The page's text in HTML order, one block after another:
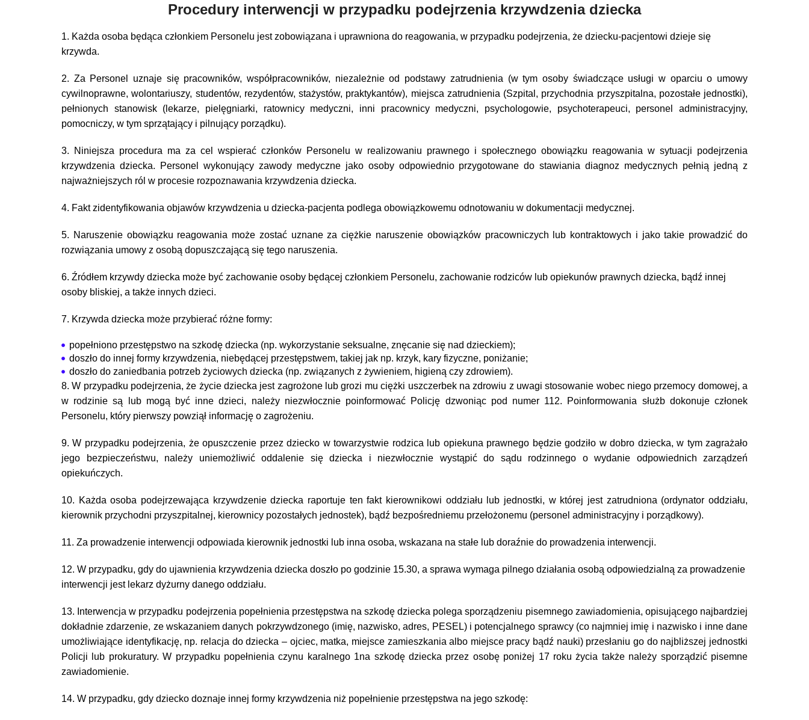
Procedury interwencji w przypadku podejrzenia krzywdzenia dziecka
1. Każda osoba będąca członkiem Personelu jest zobowiązana i uprawniona do reagowania, w przypadku podejrzenia, że dziecku-pacjentowi dzieje się
krzywda.
2. Za Personel uznaje się pracowników, współpracowników, niezależnie od podstawy zatrudnienia (w tym osoby świadczące usługi w oparciu o umowy
cywilnoprawne, wolontariuszy, studentów, rezydentów, stażystów, praktykantów), miejsca zatrudnienia (Szpital, przychodnia przyszpitalna, pozostałe jednostki),
pełnionych stanowisk (lekarze, pielęgniarki, ratownicy medyczni, inni pracownicy medyczni, psychologowie, psychoterapeuci, personel administracyjny,
pomocniczy, w tym sprzątający i pilnujący porządku).
3. Niniejsza procedura ma za cel wspierać członków Personelu w realizowaniu prawnego i społecznego obowiązku reagowania w sytuacji podejrzenia
krzywdzenia dziecka. Personel wykonujący zawody medyczne jako osoby odpowiednio przygotowane do stawiania diagnoz medycznych pełnią jedną z
najważniejszych ról w procesie rozpoznawania krzywdzenia dziecka.
4. Fakt zidentyfikowania objawów krzywdzenia u dziecka-pacjenta podlega obowiązkowemu odnotowaniu w dokumentacji medycznej.
5. Naruszenie obowiązku reagowania może zostać uznane za ciężkie naruszenie obowiązków pracowniczych lub kontraktowych i jako takie prowadzić do
rozwiązania umowy z osobą dopuszczającą się tego naruszenia.
6. Źródłem krzywdy dziecka może być zachowanie osoby będącej członkiem Personelu, zachowanie rodziców lub opiekunów prawnych dziecka, bądź innej
osoby bliskiej, a także innych dzieci.
7. Krzywda dziecka może przybierać różne formy:
popełniono przestępstwo na szkodę dziecka (np. wykorzystanie seksualne, znęcanie się nad dzieckiem);
doszło do innej formy krzywdzenia, niebędącej przestępstwem, takiej jak np. krzyk, kary fizyczne, poniżanie;
doszło do zaniedbania potrzeb życiowych dziecka (np. związanych z żywieniem, higieną czy zdrowiem).
8. W przypadku podejrzenia, że życie dziecka jest zagrożone lub grozi mu ciężki uszczerbek na zdrowiu z uwagi stosowanie wobec niego przemocy domowej, a
w rodzinie są lub mogą być inne dzieci, należy niezwłocznie poinformować Policję dzwoniąc pod numer 112. Poinformowania służb dokonuje członek
Personelu, który pierwszy powziął informację o zagrożeniu.
9. W przypadku podejrzenia, że opuszczenie przez dziecko w towarzystwie rodzica lub opiekuna prawnego będzie godziło w dobro dziecka, w tym zagrażało
jego bezpieczeństwu, należy uniemożliwić oddalenie się dziecka i niezwłocznie wystąpić do sądu rodzinnego o wydanie odpowiednich zarządzeń
opiekuńczych.
10. Każda osoba podejrzewająca krzywdzenie dziecka raportuje ten fakt kierownikowi oddziału lub jednostki, w której jest zatrudniona (ordynator oddziału,
kierownik przychodni przyszpitalnej, kierownicy pozostałych jednostek), bądź bezpośredniemu przełożonemu (personel administracyjny i porządkowy).
11. Za prowadzenie interwencji odpowiada kierownik jednostki lub inna osoba, wskazana na stałe lub doraźnie do prowadzenia interwencji.
12. W przypadku, gdy do ujawnienia krzywdzenia dziecka doszło po godzinie 15.30, a sprawa wymaga pilnego działania osobą odpowiedzialną za prowadzenie
interwencji jest lekarz dyżurny danego oddziału.
13. Interwencja w przypadku podejrzenia popełnienia przestępstwa na szkodę dziecka polega sporządzeniu pisemnego zawiadomienia, opisującego najbardziej
dokładnie zdarzenie, ze wskazaniem danych pokrzywdzonego (imię, nazwisko, adres, PESEL) i potencjalnego sprawcy (co najmniej imię i nazwisko i inne dane
umożliwiające identyfikację, np. relacja do dziecka – ojciec, matka, miejsce zamieszkania albo miejsce pracy bądź nauki) przesłaniu go do najbliższej jednostki
Policji lub prokuratury. W przypadku popełnienia czynu karalnego 1na szkodę dziecka przez osobę poniżej 17 roku życia także należy sporządzić pisemne
zawiadomienie.
14. W przypadku, gdy dziecko doznaje innej formy krzywdzenia niż popełnienie przestępstwa na jego szkodę: